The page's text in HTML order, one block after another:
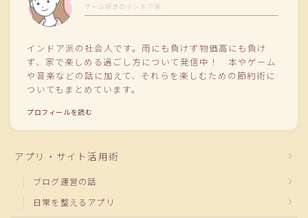
ゲーム好きのインドア派
インドア派の社会人です。雨にも負けず物価高にも負け
ず、家で楽しめる過ごし方について発信中！ 本やゲーム
や音楽などの話に加えて、それらを楽しむための節約術に
ついてもまとめています。
プロフィールを読む
アプリ・サイト活用術
ブログ運営の話
日常を整えるアプリ